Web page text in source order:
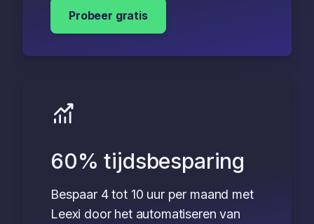
Probeer gratis
60% tijdsbesparing
Bespaar 4 tot 10 uur per maand met
Leexi door het automatiseren van